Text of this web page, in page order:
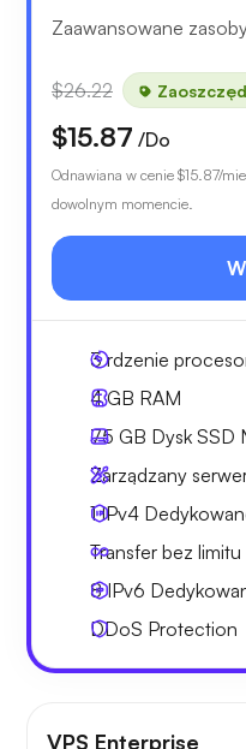
Zaawansowane
$26.22
$15.87 /Do
Odnawiana w cenie $15.87/
dowolnym momencie.
3rdzenie
4 GB RAM
75 GB Dysk SSD
Zarządzany
1 IPv4
Transfer bez limitu
8 IPv6
DDoS Protection
VPS Enterprise